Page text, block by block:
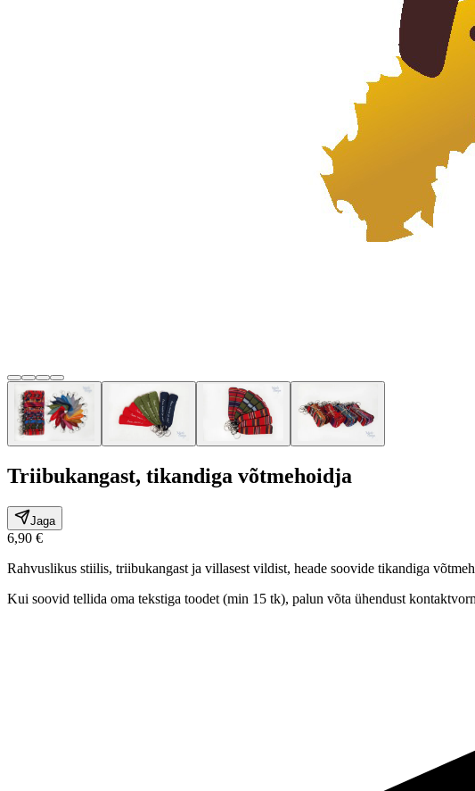
Triibukangast, tikandiga võtmehoidja
Jaga
6,90 €
Rahvuslikus stiilis, triibukangast ja villasest vildist, heade soovide tikandiga
Kui soovid tellida oma tekstiga toodet (min 15 tk), palun võta ühendust